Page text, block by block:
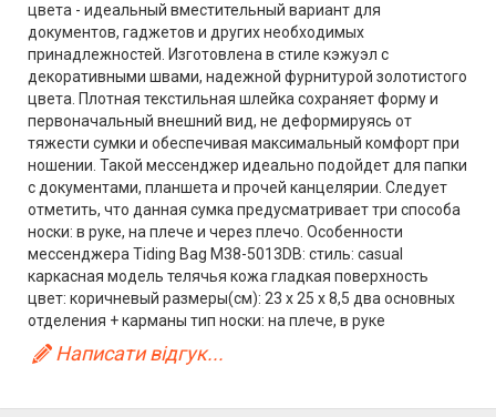
цвета - идеальный вместительный вариант для
документов, гаджетов и других необходимых
принадлежностей. Изготовлена в стиле кэжуэл с
декоративными швами, надежной фурнитурой золотистого
цвета. Плотная текстильная шлейка сохраняет форму и
первоначальный внешний вид, не деформируясь от
тяжести сумки и обеспечивая максимальный комфорт при
ношении. Такой мессенджер идеально подойдет для папки
с документами, планшета и прочей канцелярии. Следует
отметить, что данная сумка предусматривает три способа
носки: в руке, на плече и через плечо. Особенности
мессенджера Tiding Bag M38-5013DB: стиль: casual
каркасная модель телячья кожа гладкая поверхность
цвет: коричневый размеры(см): 23 х 25 х 8,5 два основных
отделения + карманы тип носки: на плече, в руке
Написати відгук...